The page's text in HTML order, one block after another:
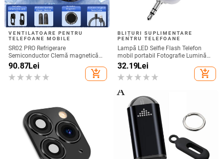
VENTILATOARE PENTRU
TELEFOANE MOBILE
SR02 PRO Refrigerare
Semiconductor Clemă magnetică
spate Radiator telefon mobil Joc
Live Afișaj digital Furnizare directă
din fabrică
90.87Lei
add_shopping_cart
BLIȚURI SUPLIMENTARE
PENTRU TELEFOANE
Lampă LED Selfie Flash Telefon
mobil portabil Fotografie Lumină
de umplere Reîncărcabilă
32.19Lei
add_shopping_cart